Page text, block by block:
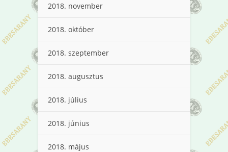
2018. november
2018. október
2018. szeptember
2018. augusztus
2018. július
2018. június
2018. május